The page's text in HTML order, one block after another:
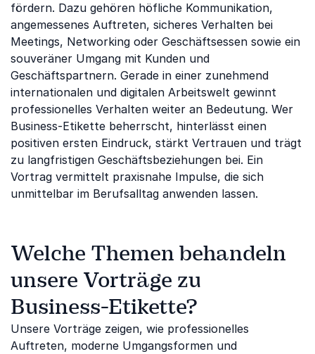
fördern. Dazu gehören höfliche Kommunikation,
angemessenes Auftreten, sicheres Verhalten bei
Meetings, Networking oder Geschäftsessen sowie ein
souveräner Umgang mit Kunden und
Geschäftspartnern. Gerade in einer zunehmend
internationalen und digitalen Arbeitswelt gewinnt
professionelles Verhalten weiter an Bedeutung. Wer
Business-Etikette beherrscht, hinterlässt einen
positiven ersten Eindruck, stärkt Vertrauen und trägt
zu langfristigen Geschäftsbeziehungen bei. Ein
Vortrag vermittelt praxisnahe Impulse, die sich
unmittelbar im Berufsalltag anwenden lassen.
Welche Themen behandeln
unsere Vorträge zu
Business-Etikette?
Unsere Vorträge zeigen, wie professionelles
Auftreten, moderne Umgangsformen und